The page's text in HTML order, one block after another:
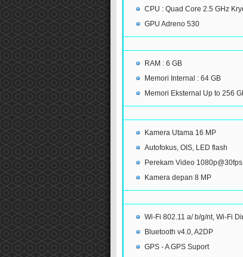
CPU : Quad Core 2.5 GHz
GPU Adreno 530
RAM : 6 GB
Memori Internal : 64 GB
Memori Eksternal Up to 256
Kamera Utama 16 MP
Autofokus, OIS, LED flash
Perekam Video 1080p@30fps
Kamera depan 8 MP
Wi-Fi 802.11 a/ b/g/nt, Wi-Fi
Bluetooth v4.0, A2DP
GPS - A GPS Suport